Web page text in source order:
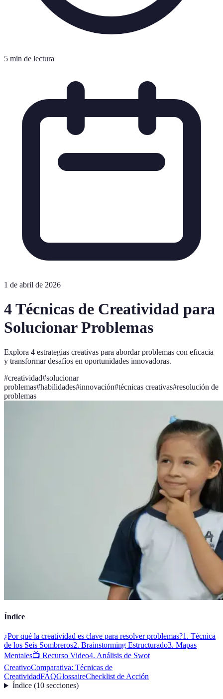
5 min de lectura
1 de abril de 2026
4 Técnicas de Creatividad para
Solucionar Problemas
Explora 4 estrategias creativas para abordar problemas con eficacia
y transformar desafíos en oportunidades innovadoras.
#creatividad#solucionar
problemas#habilidades#innovación#técnicas creativas#resolución de
problemas
Índice
¿Por qué la creatividad es clave para resolver problemas?1. Técnica
de los Seis Sombreros2. Brainstorming Estructurado3. Mapas
Mentales📺 Recurso Video4. Análisis de Swot
CreativoComparativa: Técnicas de
CreatividadFAQGlossaireChecklist de Acción
Índice(10 secciones)